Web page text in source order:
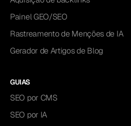
Painel GEO/SEO
Rastreamento de Menções de IA
Gerador de Artigos de Blog
GUIAS
SEO por CMS
SEO por IA